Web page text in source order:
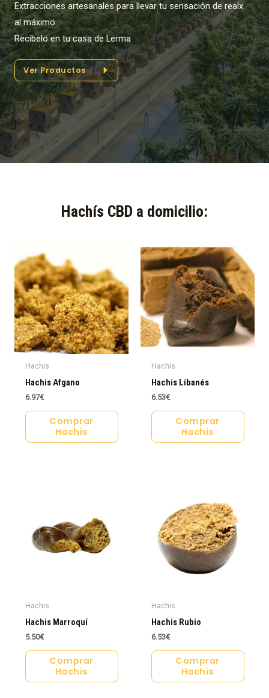
Extracciones artesanales para llevar tu sensación de realx
al máximo.
Recíbelo en tu casa de Lerma
Ver Productos
Hachís CBD a domicilio:​
Hachis
Hachis Afgano
6.97€
Comprar
Hachis
Hachis
Hachis Libanés
6.53€
Comprar
Hachis
Hachis
Hachis Marroquí
5.50€
Comprar
Hachis
Hachis
Hachis Rubio
6.53€
Comprar
Hachis